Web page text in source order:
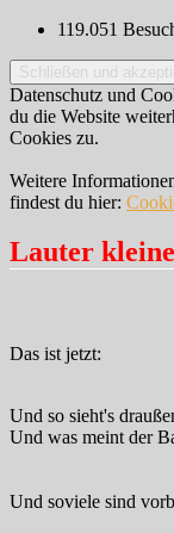
119.051
Datenschutz und
du die Website
Cookies zu.
Weitere
findest du hier:
Lauter
Das ist jetzt:
Und so sieht's
Und was meint der
Und soviele sind